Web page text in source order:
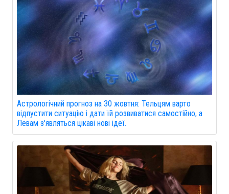
Астрологічний прогноз на 30 жовтня: Тельцям варто
відпустити ситуацію і дати їй розвиватися самостійно, а
Левам з'являться цікаві нові ідеї.